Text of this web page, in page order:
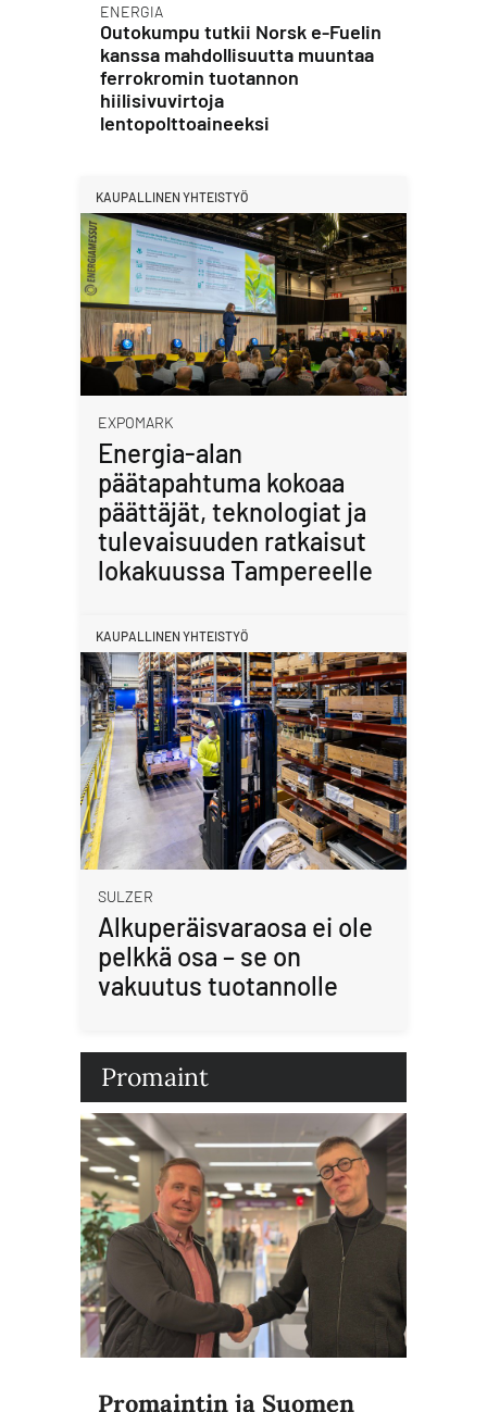
ENERGIA
Outokumpu tutkii Norsk e-Fuelin
kanssa mahdollisuutta muuntaa
ferrokromin tuotannon
hiilisivuvirtoja
lentopolttoaineeksi
KAUPALLINEN YHTEISTYÖ
EXPOMARK
Energia-alan
päätapahtuma kokoaa
päättäjät, teknologiat ja
tulevaisuuden ratkaisut
lokakuussa Tampereelle
KAUPALLINEN YHTEISTYÖ
SULZER
Alkuperäisvaraosa ei ole
pelkkä osa – se on
vakuutus tuotannolle
Promaint
Promaintin ja Suomen